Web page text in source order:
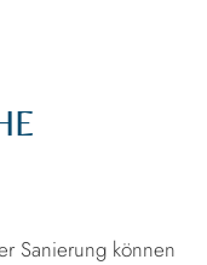
Sanierung können